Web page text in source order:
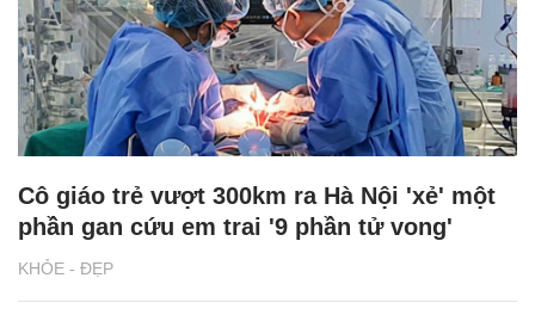
KHỎE - ĐẸP
Cô giáo trẻ vượt 300km ra Hà Nội 'xẻ' một
phần gan cứu em trai '9 phần tử vong'